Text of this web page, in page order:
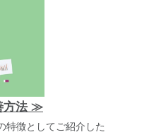
方法 ≫
特徴としてご紹介した